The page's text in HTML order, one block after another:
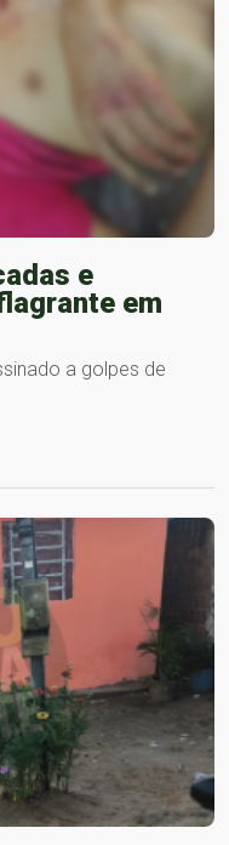
e
em
a golpes de